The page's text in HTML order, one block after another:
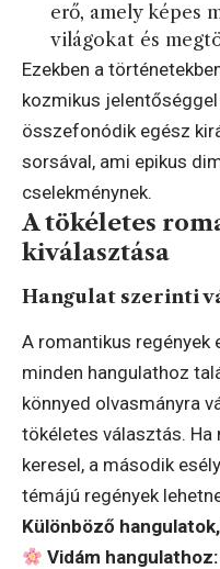
erő, amely képes
világokat és
Ezekben a
kozmikus
összefonódik egész
sorsával, ami epikus
cselekménynek.
A tökéletes
kiválasztása
Hangulat szerinti
A romantikus regények
minden hangulathoz
könnyed olvasmányra
tökéletes választás. Ha
keresel, a második
témájú regények
Különböző
Vidám hangulathoz: